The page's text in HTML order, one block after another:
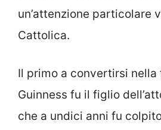
un’attenzione particolare
Cattolica.
Il primo a convertirsi nella
Guinness fu il figlio
che a undici anni fu